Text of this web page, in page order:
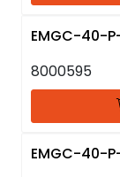
EMGC-40-
8000595
EMGC-40-